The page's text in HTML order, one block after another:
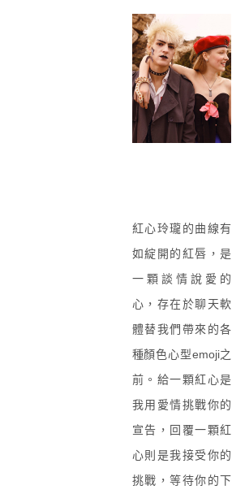
紅心玲瓏的曲線有
如綻開的紅唇，是
一顆談情說愛的
心，存在於聊天軟
體替我們帶來的各
種顏色心型emoji之
前。給一顆紅心是
我用愛情挑戰你的
宣告，回覆一顆紅
心則是我接受你的
挑戰，等待你的下